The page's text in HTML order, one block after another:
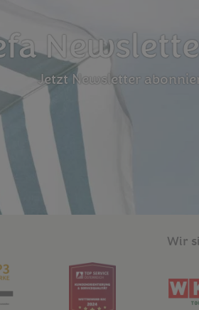
Jetzt Newsletter
Wir